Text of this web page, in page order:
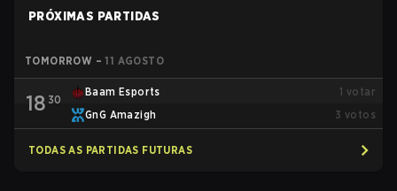
PRÓXIMAS PARTIDAS
TOMORROW – 11 AGOSTO
18 30
Baam Esports 1 votar
GnG Amazigh
3 votos
TODAS AS PARTIDAS FUTURAS